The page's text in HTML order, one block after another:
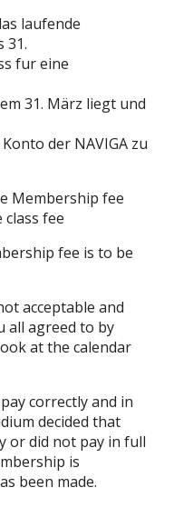
laufende
31.
fur eine
31. März liegt und
der NAVIGA zu
Membership fee
class fee
fee is to be
acceptable and
all agreed to by
at the calendar
correctly and in
decided that
or did not pay in full
is
been made.